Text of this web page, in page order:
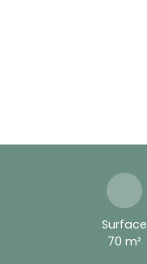
Surface
70 m²